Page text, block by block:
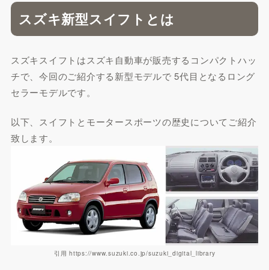
スズキ新型スイフトとは
スズキスイフトはスズキ自動車が販売するコンパクトハッ
チで、今回のご紹介する新型モデルで 5代目となるロング
セラーモデルです。
以下、スイフトとモータースポーツの歴史についてご紹介
致します。
引用 https://www.suzuki.co.jp/suzuki_digital_library